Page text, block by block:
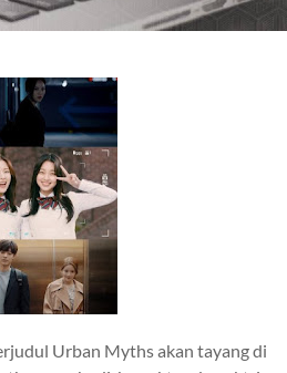
Urban Mythsakan tayang di